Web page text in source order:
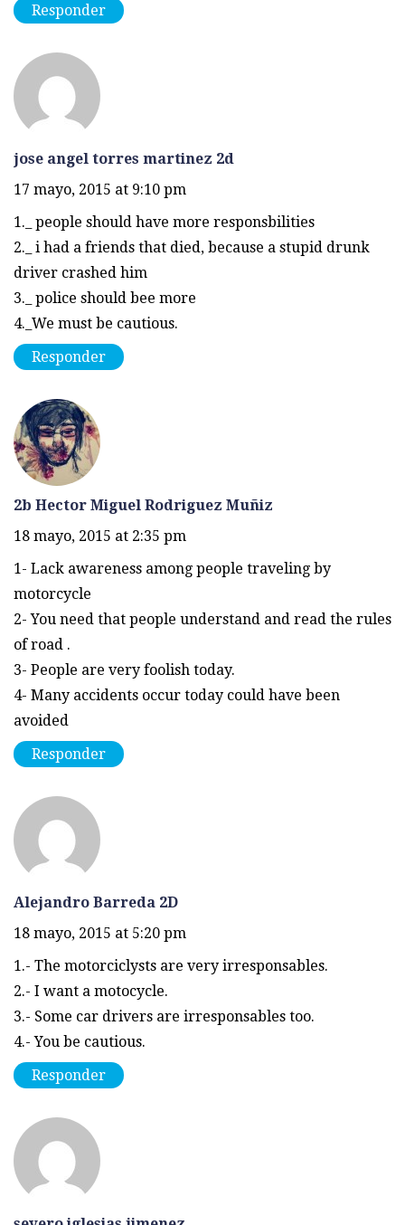
Responder
jose angel torres martinez 2d
17 mayo, 2015 at 9:10 pm
1._ people should have more responsbilities
2._ i had a friends that died, because a stupid drunk
driver crashed him
3._ police should bee more
4._We must be cautious.
Responder
2b Hector Miguel Rodriguez Muñiz
18 mayo, 2015 at 2:35 pm
1- Lack awareness among people traveling by
motorcycle
2- You need that people understand and read the rules
of road .
3- People are very foolish today.
4- Many accidents occur today could have been
avoided
Responder
Alejandro Barreda 2D
18 mayo, 2015 at 5:20 pm
1.- The motorciclysts are very irresponsables.
2.- I want a motocycle.
3.- Some car drivers are irresponsables too.
4.- You be cautious.
Responder